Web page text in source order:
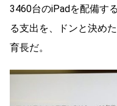
3460台のiPadを配備す
る支出を、ドンと決め
育長だ。